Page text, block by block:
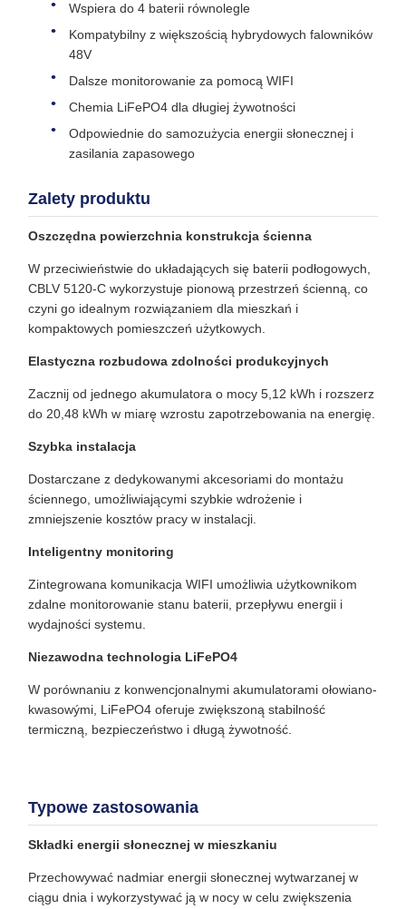
Wspiera do 4 baterii równolegle
Kompatybilny z większością hybrydowych falowników
48V
Dalsze monitorowanie za pomocą WIFI
Chemia LiFePO4 dla długiej żywotności
Odpowiednie do samozużycia energii słonecznej i
zasilania zapasowego
Zalety produktu
Oszczędna powierzchnia konstrukcja ścienna
W przeciwieństwie do układających się baterii podłogowych,
CBLV 5120-C wykorzystuje pionową przestrzeń ścienną, co
czyni go idealnym rozwiązaniem dla mieszkań i
kompaktowych pomieszczeń użytkowych.
Elastyczna rozbudowa zdolności produkcyjnych
Zacznij od jednego akumulatora o mocy 5,12 kWh i rozszerz
do 20,48 kWh w miarę wzrostu zapotrzebowania na energię.
Szybka instalacja
Dostarczane z dedykowanymi akcesoriami do montażu
ściennego, umożliwiającymi szybkie wdrożenie i
zmniejszenie kosztów pracy w instalacji.
Inteligentny monitoring
Zintegrowana komunikacja WIFI umożliwia użytkownikom
zdalne monitorowanie stanu baterii, przepływu energii i
wydajności systemu.
Niezawodna technologia LiFePO4
W porównaniu z konwencjonalnymi akumulatorami ołowiano-
kwasowými, LiFePO4 oferuje zwiększoną stabilność
termiczną, bezpieczeństwo i długą żywotność.
Typowe zastosowania
Składki energii słonecznej w mieszkaniu
Przechowywać nadmiar energii słonecznej wytwarzanej w
ciągu dnia i wykorzystywać ją w nocy w celu zwiększenia